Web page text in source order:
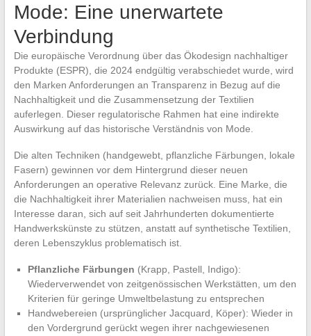
Mode: Eine unerwartete
Verbindung
Die europäische Verordnung über das Ökodesign nachhaltiger
Produkte (ESPR), die 2024 endgültig verabschiedet wurde, wird
den Marken Anforderungen an Transparenz in Bezug auf die
Nachhaltigkeit und die Zusammensetzung der Textilien
auferlegen. Dieser regulatorische Rahmen hat eine indirekte
Auswirkung auf das historische Verständnis von Mode.
Die alten Techniken (handgewebt, pflanzliche Färbungen, lokale
Fasern) gewinnen vor dem Hintergrund dieser neuen
Anforderungen an operative Relevanz zurück. Eine Marke, die
die Nachhaltigkeit ihrer Materialien nachweisen muss, hat ein
Interesse daran, sich auf seit Jahrhunderten dokumentierte
Handwerkskünste zu stützen, anstatt auf synthetische Textilien,
deren Lebenszyklus problematisch ist.
Pflanzliche Färbungen (Krapp, Pastell, Indigo):
Wiederverwendet von zeitgenössischen Werkstätten, um den
Kriterien für geringe Umweltbelastung zu entsprechen
Handwebereien (ursprünglicher Jacquard, Köper): Wieder in
den Vordergrund gerückt wegen ihrer nachgewiesenen